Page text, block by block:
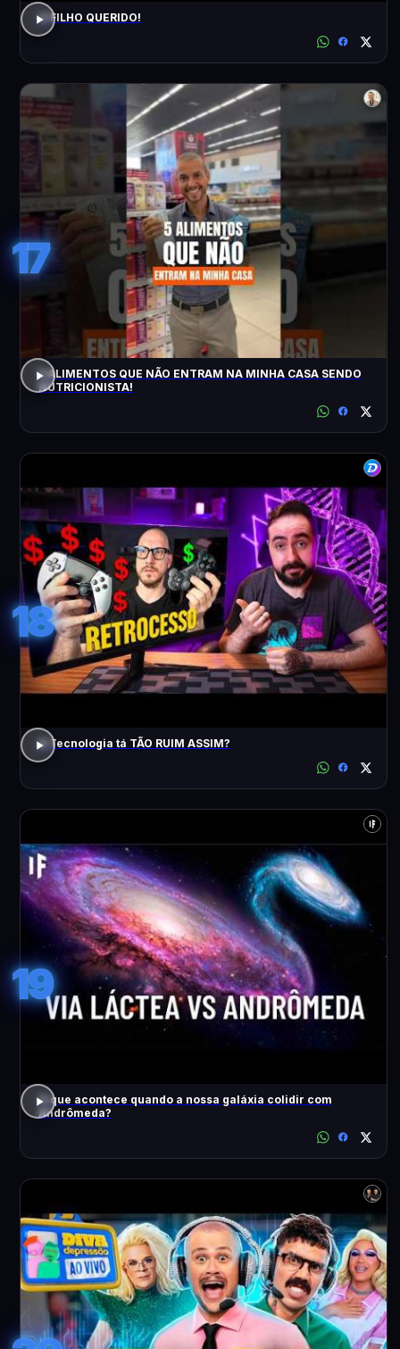
O FILHO QUERIDO!
17
5 ALIMENTOS QUE NÃO ENTRAM NA MINHA CASA SENDO
NUTRICIONISTA!
18
A Tecnologia tá TÃO RUIM ASSIM?
19
O que acontece quando a nossa galáxia colidir com
Andrômeda?